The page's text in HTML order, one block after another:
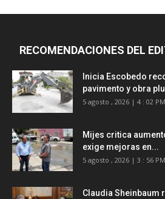
RECOMENDACIONES DEL
Inicia Escobedo
pavimento y obra
5 agosto , 2026 | 4 : 02 PM
Mijes critica
exige mejoras en...
5 agosto , 2026 | 3 : 56 PM
Claudia Sheinbaum